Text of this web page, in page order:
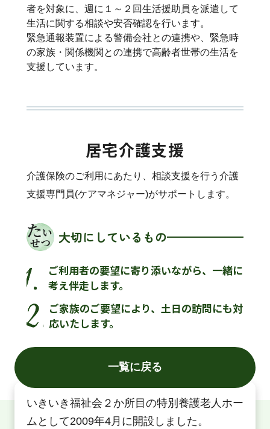
者を対象に、週に１～２回生活援助員を派遣して
生活に関する相談や安否確認を行います。
緊急通報装置による警備会社との連携や、緊急時
の家族・関係機関との連携で高齢者世帯の生活を
支援しています。
居宅介護支援
介護保険のご利用にあたり、相談支援を行う介護
支援専門員(ケアマネジャー)がサポートします。
大切にしているもの
ご利用者の要望に寄り添いながら、一緒に
考え伴走します。
ご家族のご要望により、土日の訪問にも対
応いたします。
一覧に戻る
いきいき福祉会２か所目の特別養護老人ホー
ムとして2009年4月に開設しました。